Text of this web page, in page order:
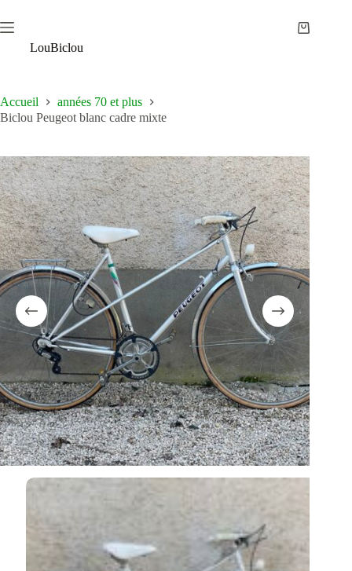
au
contenu
LouBiclou
Panier
Accueil
années 70 et plus
Biclou Peugeot blanc cadre mixte